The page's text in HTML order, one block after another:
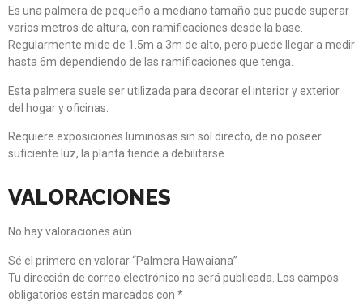
Es una palmera de pequeño a mediano tamaño que puede superar
varios metros de altura, con ramificaciones desde la base.
Regularmente mide de 1.5m a 3m de alto, pero puede llegar a medir
hasta 6m dependiendo de las ramificaciones que tenga.
Esta palmera suele ser utilizada para decorar el interior y exterior
del hogar y oficinas.
Requiere exposiciones luminosas sin sol directo, de no poseer
suficiente luz, la planta tiende a debilitarse.
VALORACIONES
No hay valoraciones aún.
Sé el primero en valorar “Palmera Hawaiana”
Tu dirección de correo electrónico no será publicada.
Los campos
obligatorios están marcados con *